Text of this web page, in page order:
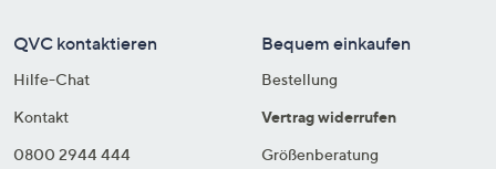
QVC kontaktieren
Hilfe-Chat
Kontakt
0800 2944 444
Bequem einkaufen
Bestellung
Vertrag widerrufen
Größenberatung